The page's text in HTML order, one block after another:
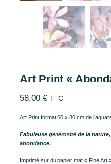
Art Print «
58,00 € TTC
Art Print format 60 x 80 cm de
Fabuleuse générosité de la
abondance.
Imprimé sur du papier mat « Fine Art